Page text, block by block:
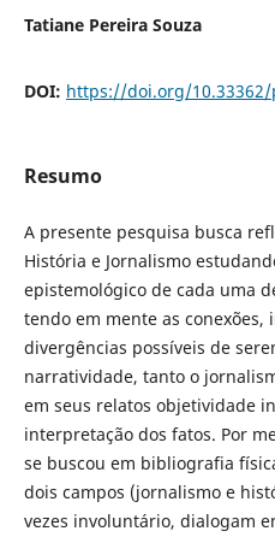
Tatiane Pereira Souza
DOI: https://doi.org/10.33362/
Resumo
A presente pesquisa busca
História e Jornalismo
epistemológico de cada uma
tendo em mente as conexões,
divergências possíveis de
narratividade, tanto o
em seus relatos objetividade
interpretação dos fatos. Por
se buscou em bibliografia
dois campos (jornalismo e
vezes involuntário, dialogam